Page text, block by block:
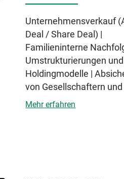
Unternehmensverkauf
Deal / Share Deal) |
Familieninterne
Umstrukturierungen und
Holdingmodelle |
von Gesellschaftern und
Mehr erfahren